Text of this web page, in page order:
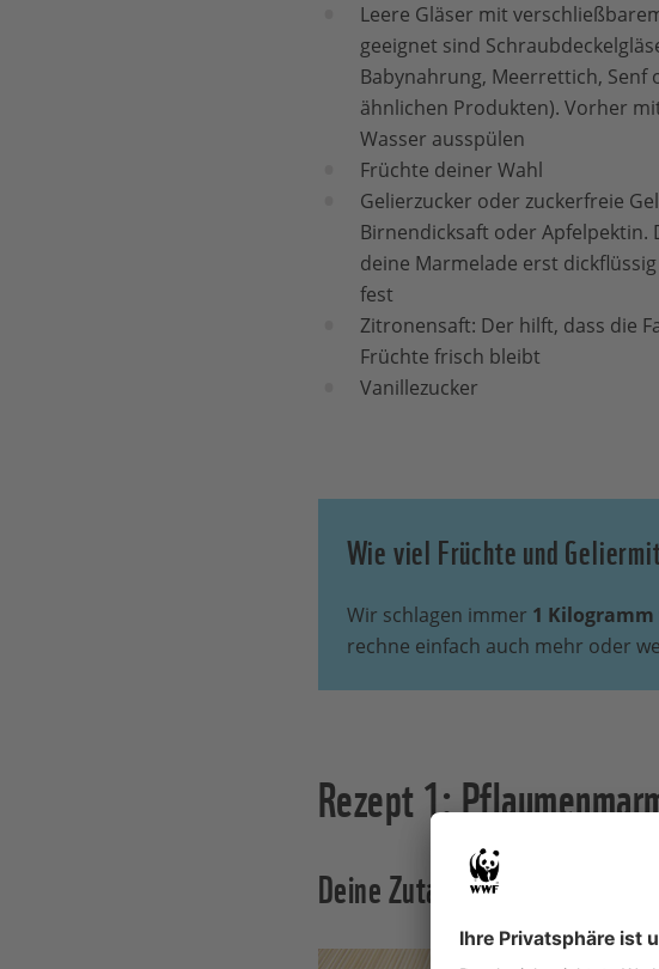
Leere Gläser mit
geeignet sind
Babynahrung, Meerrettich, Senf
ähnlichen Produkten). Vorher
Wasser ausspülen
Früchte deiner Wahl
Gelierzucker oder zuckerfreie
Birnendicksaft oder Apfelpektin.
deine Marmelade erst
fest
Zitronensaft: Der hilft, dass die
Früchte frisch bleibt
Vanillezucker
Wie viel Früchte und
Wir schlagen immer 1 Kilogramm
rechne einfach auch mehr oder
Rezept 1:
Deine Zutaten: